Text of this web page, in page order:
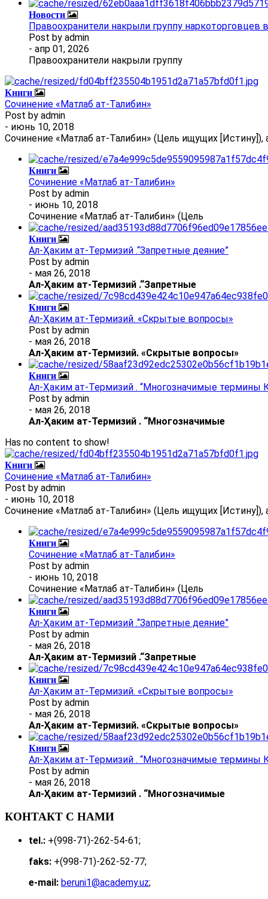
Новости
Правоохранители накрыли группу
Post by admin
- апр 01, 2026
Правоохранители накрыли группу
Книги
Сочинение «Матлаб ат-Талибин»
Post by admin
- июнь 10, 2018
Сочинение «Матлаб ат-Талибин» (Цель ищущих
Книги
Сочинение «Матлаб ат-Талибин»
Post by admin
- июнь 10, 2018
Сочинение «Матлаб ат-Талибин» (Цель
Книги
Ал-Ҳаким ат-Термизий .“Запретные деяние”
Post by admin
- мая 26, 2018
Ал-Ҳаким ат-Термизий .“Запретные
Книги
Ал-Ҳаким ат-Термизий. «Скрытые вопросы»
Post by admin
- мая 26, 2018
Ал-Ҳаким ат-Термизий. «Скрытые вопросы»
Книги
Ал-Ҳаким ат-Термизий . “Многозначимые термины
Post by admin
- мая 26, 2018
Ал-Ҳаким ат-Термизий . “Многозначимые
Has no content to show!
Книги
Сочинение «Матлаб ат-Талибин»
Post by admin
- июнь 10, 2018
Сочинение «Матлаб ат-Талибин» (Цель ищущих
Книги
Сочинение «Матлаб ат-Талибин»
Post by admin
- июнь 10, 2018
Сочинение «Матлаб ат-Талибин» (Цель
Книги
Ал-Ҳаким ат-Термизий .“Запретные деяние”
Post by admin
- мая 26, 2018
Ал-Ҳаким ат-Термизий .“Запретные
Книги
Ал-Ҳаким ат-Термизий. «Скрытые вопросы»
Post by admin
- мая 26, 2018
Ал-Ҳаким ат-Термизий. «Скрытые вопросы»
Книги
Ал-Ҳаким ат-Термизий . “Многозначимые термины
Post by admin
- мая 26, 2018
Ал-Ҳаким ат-Термизий . “Многозначимые
КОНТАКТ С НАМИ
tel.: +(998-71)-262-54-61;
faks: +(998-71)-262-52-77;
e-mail: beruni1@academy.uz;